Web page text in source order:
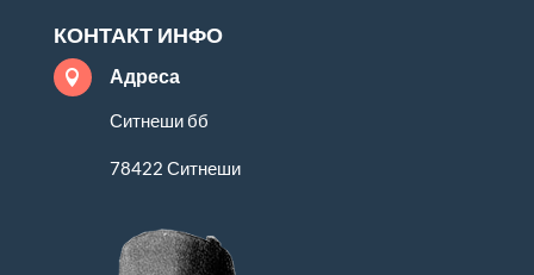
КОНТАКТ ИНФО
 Адреса
Ситнеши бб
78422 Ситнеши